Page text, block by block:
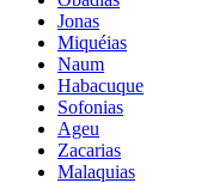
Jonas
Miquéias
Naum
Habacuque
Sofonias
Ageu
Zacarias
Malaquias